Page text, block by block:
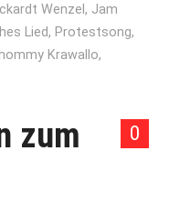
Wenzel, Jam
Lied, Protestsong,
Krawallo,
0
zum